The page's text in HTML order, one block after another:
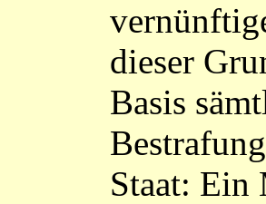
dieser
Basis
Staat: Ein